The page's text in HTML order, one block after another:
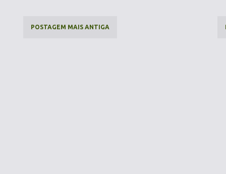
POSTAGEM MAIS ANTIGA